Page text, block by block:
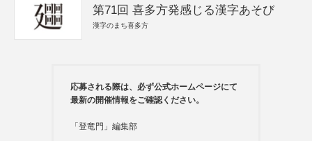
第71回 喜多方発感じる漢字あそび
漢字のまち喜多方
応募される際は、必ず公式ホームページにて
最新の開催情報をご確認ください。
「登竜門」編集部